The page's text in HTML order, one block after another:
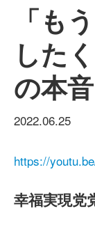
「も
した
の本
2022.06.25
https://
幸福実現党